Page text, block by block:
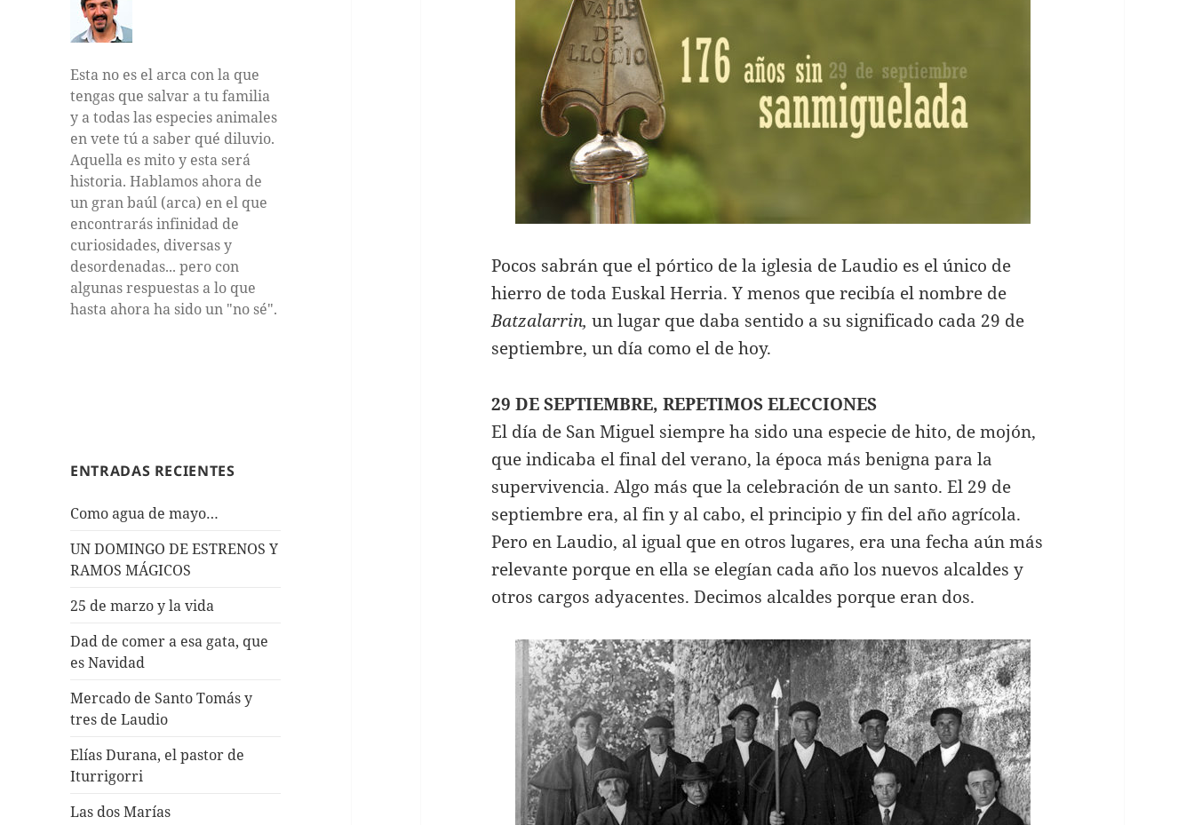
Esta no es el arca con la que
tengas que salvar a tu familia
y a todas las especies animales
en vete tú a saber qué diluvio.
Aquella es mito y esta será
historia. Hablamos ahora de
un gran baúl (arca) en el que
encontrarás infinidad de
curiosidades, diversas y
desordenadas... pero con
algunas respuestas a lo que
hasta ahora ha sido un "no sé".
ENTRADAS RECIENTES
Como agua de mayo…
UN DOMINGO DE ESTRENOS Y
RAMOS MÁGICOS
25 de marzo y la vida
Dad de comer a esa gata, que
es Navidad
Mercado de Santo Tomás y
tres de Laudio
Elías Durana, el pastor de
Iturrigorri
Las dos Marías
Pocos sabrán que el pórtico de la iglesia de Laudio es el único de
hierro de toda Euskal Herria. Y menos que recibía el nombre de
Batzalarrin, un lugar que daba sentido a su significado cada 29 de
septiembre, un día como el de hoy.
29 DE SEPTIEMBRE, REPETIMOS ELECCIONES
El día de San Miguel siempre ha sido una especie de hito, de mojón,
que indicaba el final del verano, la época más benigna para la
supervivencia. Algo más que la celebración de un santo. El 29 de
septiembre era, al fin y al cabo, el principio y fin del año agrícola.
Pero en Laudio, al igual que en otros lugares, era una fecha aún más
relevante porque en ella se elegían cada año los nuevos alcaldes y
otros cargos adyacentes. Decimos alcaldes porque eran dos.